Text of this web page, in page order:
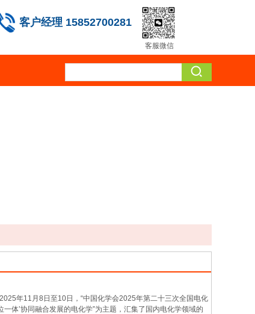
客户经理 15852700281
客服微信
11月8日至10日，“中国化学会2025年第二十三次全国电化
体’协同融合发展的电化学”为主题，汇集了国内电化学领域的